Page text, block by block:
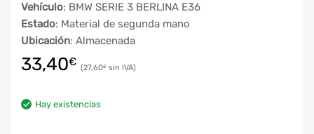
Vehículo: BMW SERIE 3 BERLINA E36
Estado: Material de segunda mano
Ubicación: Almacenada
33,40€ 27,60€
Hay existencias